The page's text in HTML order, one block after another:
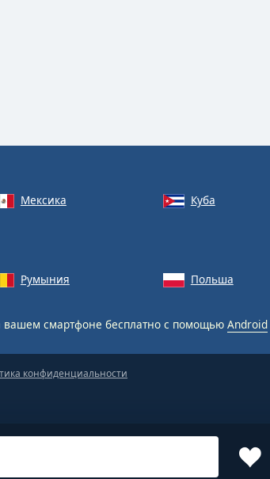
Мексика Куба
Румыния Польша
вашем смартфоне бесплатно с помощью Android
конфиденциальности